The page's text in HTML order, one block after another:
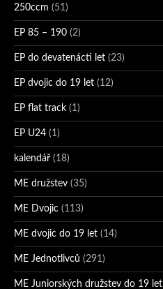
250ccm (51)
EP 85 – 190 (2)
EP do devatenácti let (23)
EP dvojic do 19 let (12)
EP flat track (1)
EP U24 (1)
kalendář (18)
ME družstev (35)
ME Dvojic (113)
ME dvojic do 19 let (14)
ME Jednotlivců (291)
ME Juniorských družstev do 19 let